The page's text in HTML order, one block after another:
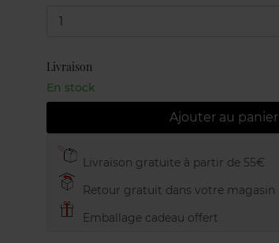
1
Livraison
En stock
Ajouter au panier
Livraison gratuite à partir de 55€
Retour gratuit dans votre magasin
Emballage cadeau offert